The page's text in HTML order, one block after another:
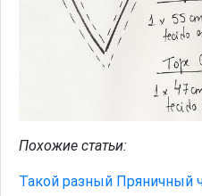
Похожие статьи:
Такой разный Пряничный